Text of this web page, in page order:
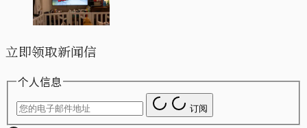
立即领取新闻信
个人信息
订阅